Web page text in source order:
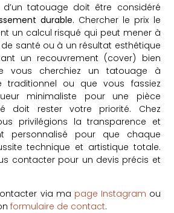
d’un tatouage doit être considéré
durable. Chercher le prix le
un calcul risqué qui peut mener à
santé ou à un résultat esthétique
un recouvrement (cover) bien
vous cherchiez un tatouage à
traditionnel ou que vous fassiez
minimaliste pour une pièce
doit rester votre priorité. Chez
privilégions la transparence et
personnalisé pour que chaque
technique et artistique totale.
contacter pour un devis précis et
via ma page Instagram ou
formulaire de contact.